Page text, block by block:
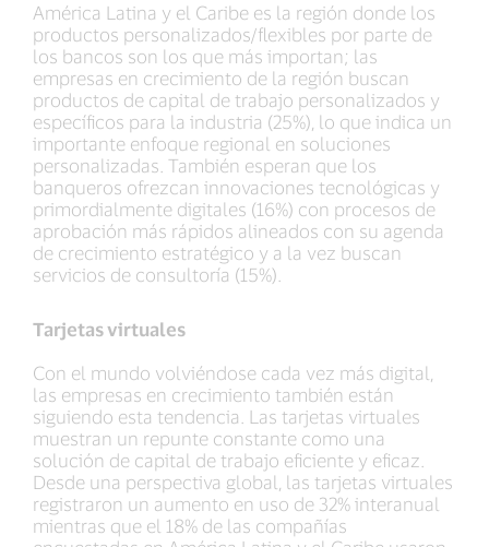
América Latina y el Caribe es la región donde los
productos personalizados/flexibles por parte de
los bancos son los que más importan; las
empresas en crecimiento de la región buscan
productos de capital de trabajo personalizados y
específicos para la industria (25%), lo que indica un
importante enfoque regional en soluciones
personalizadas. También esperan que los
banqueros ofrezcan innovaciones tecnológicas y
primordialmente digitales (16%) con procesos de
aprobación más rápidos alineados con su agenda
de crecimiento estratégico y a la vez buscan
servicios de consultoría (15%).
Tarjetas virtuales
Con el mundo volviéndose cada vez más digital,
las empresas en crecimiento también están
siguiendo esta tendencia. Las tarjetas virtuales
muestran un repunte constante como una
solución de capital de trabajo eficiente y eficaz.
Desde una perspectiva global, las tarjetas virtuales
registraron un aumento en uso de 32% interanual
mientras que el 18% de las compañías